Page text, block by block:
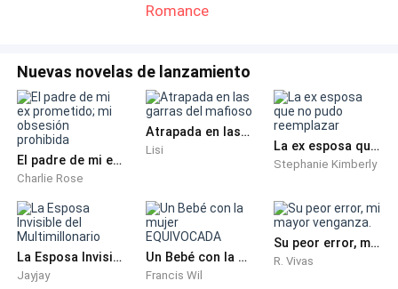
Premeditadamente, se queda callada, intentando
demostrar dificultad al hablar.
Empieza a llorar desconsolada, lo que preocupa a
Ares, que de inmediato se levanta al no soportar ver
derramar una sola lágrima a la mujer que el tanto
idólatra, pues para Ares, Vanesa, es la mujer más
sincera, empática, tierna, hermosa, y de buen corazón,
que puede existir en este mundo.
Romance
Nuevas novelas de lanzamiento
El padre de mi ex prometido; mi obsesión prohibida
Charlie Rose
Atrapada en las garras del mafioso
Lisi La ex esposa que no pudo reemplazar
Stephanie Kimberly
La Esposa Invisible del Multimillonario
Jayjay
Un Bebé con la mujer EQUIVOCADA
Francis Wil
Su peor error, mi mayor venganza.
R. Vivas